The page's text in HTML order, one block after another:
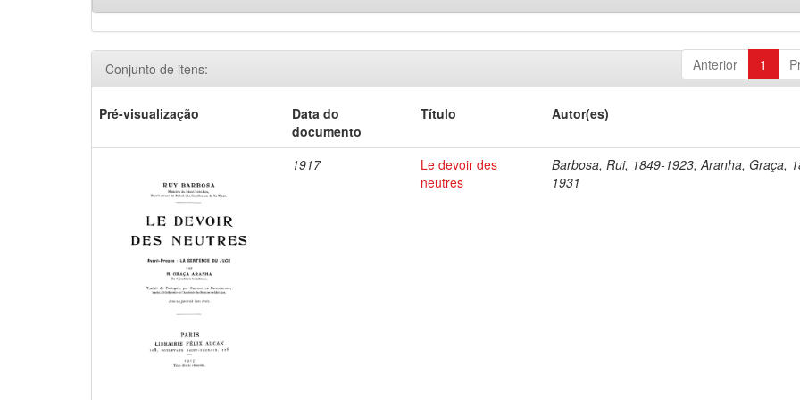
Anterior 1
Conjunto de itens:
Pré-visualização
Data do
documento
Título Autor(es)
1917
Le devoir des
neutres
Barbosa, Rui, 1849-1923; Aranha, Graça,
1931